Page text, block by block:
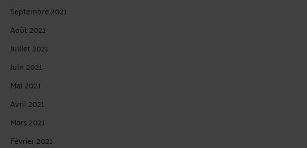
Septembre 2021
Août 2021
Juillet 2021
Juin 2021
Mai 2021
Avril 2021
Mars 2021
Février 2021